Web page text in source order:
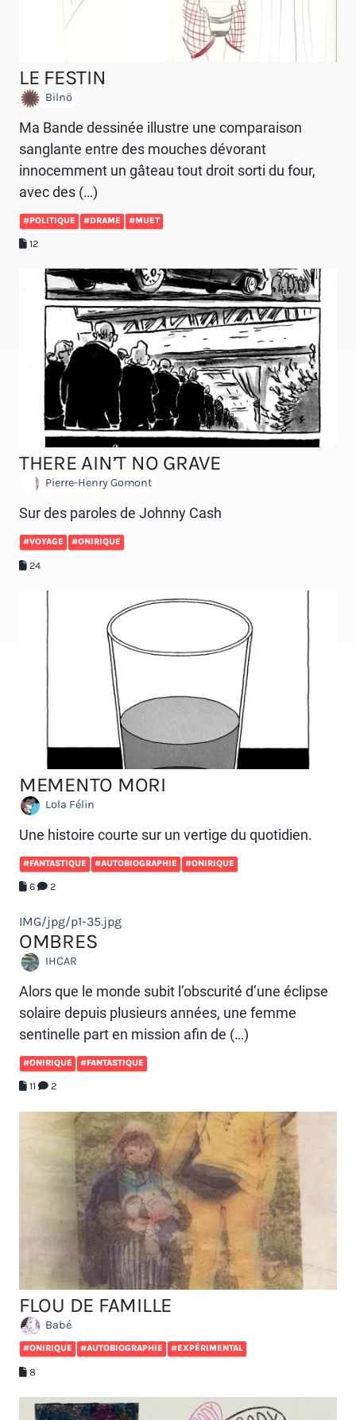
LE FESTIN
Bilnö
Ma Bande dessinée illustre une comparaison
sanglante entre des mouches dévorant
innocemment un gâteau tout droit sorti du four,
avec des (…)
#POLITIQUE #DRAME #MUET
12
THERE AIN’T NO GRAVE
Pierre-Henry Gomont
Sur des paroles de Johnny Cash
#VOYAGE #ONIRIQUE
24
MEMENTO MORI
Lola Félin
Une histoire courte sur un vertige du quotidien.
#FANTASTIQUE #AUTOBIOGRAPHIE #ONIRIQUE
6 2
IMG/jpg/p1-35.jpg
OMBRES
IHCAR
Alors que le monde subit l’obscurité d’une éclipse
solaire depuis plusieurs années, une femme
sentinelle part en mission afin de (…)
#ONIRIQUE #FANTASTIQUE
11 2
FLOU DE FAMILLE
Babé
#ONIRIQUE #AUTOBIOGRAPHIE #EXPÉRIMENTAL
8